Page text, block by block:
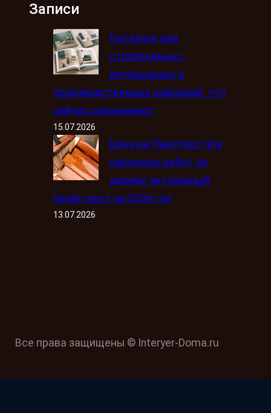
Записи
Каталоги для
строительных,
интерьерных и
производственных компаний: что
сейчас заказывают
15.07.2026
Цена на Пинотекс для
наружных работ по
дереву: актуальный
прайс-лист на 2026 год
13.07.2026
Все права защищены © Interyer-Doma.ru